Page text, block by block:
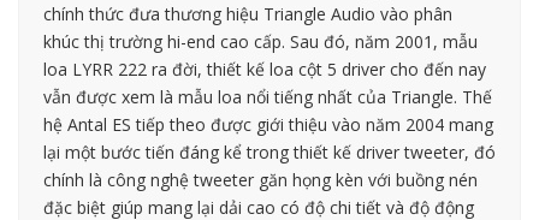
chính thức đưa thương hiệu Triangle Audio vào phân
khúc thị trường hi-end cao cấp. Sau đó, năm 2001, mẫu
loa LYRR 222 ra đời, thiết kế loa cột 5 driver cho đến nay
vẫn được xem là mẫu loa nổi tiếng nhất của Triangle. Thế
hệ Antal ES tiếp theo được giới thiệu vào năm 2004 mang
lại một bước tiến đáng kể trong thiết kế driver tweeter, đó
chính là công nghệ tweeter găn họng kèn với buồng nén
đặc biệt giúp mang lại dải cao có độ chi tiết và độ động